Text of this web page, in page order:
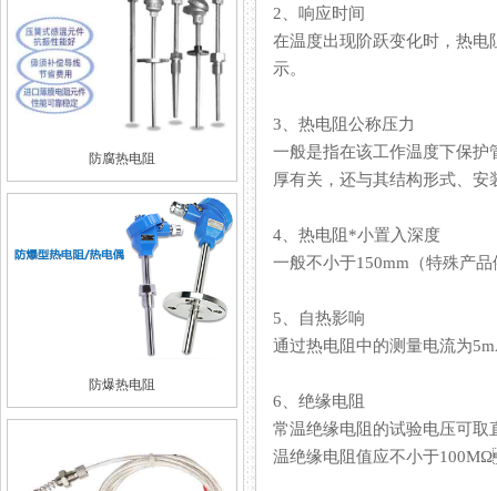
防腐热电阻
防爆热电阻
2、响应时间
在温度出现阶跃变化时，热
示。
3、热电阻公称压力
一般是指在该工作温度下保护管
厚有关，还与其结构形式
4、热电阻*小置入深度
一般不小于150mm（特殊产品
5、自热影响
通过热电阻中的测量电流为5mA
6、绝缘电阻
常温绝缘电阻的试验电压可取直
温绝缘电阻值应不小于